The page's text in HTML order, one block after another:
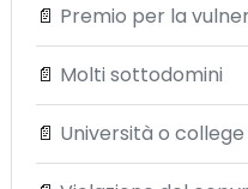
📄 Premio per la
📄 Molti sottodomini
📄 Università o college